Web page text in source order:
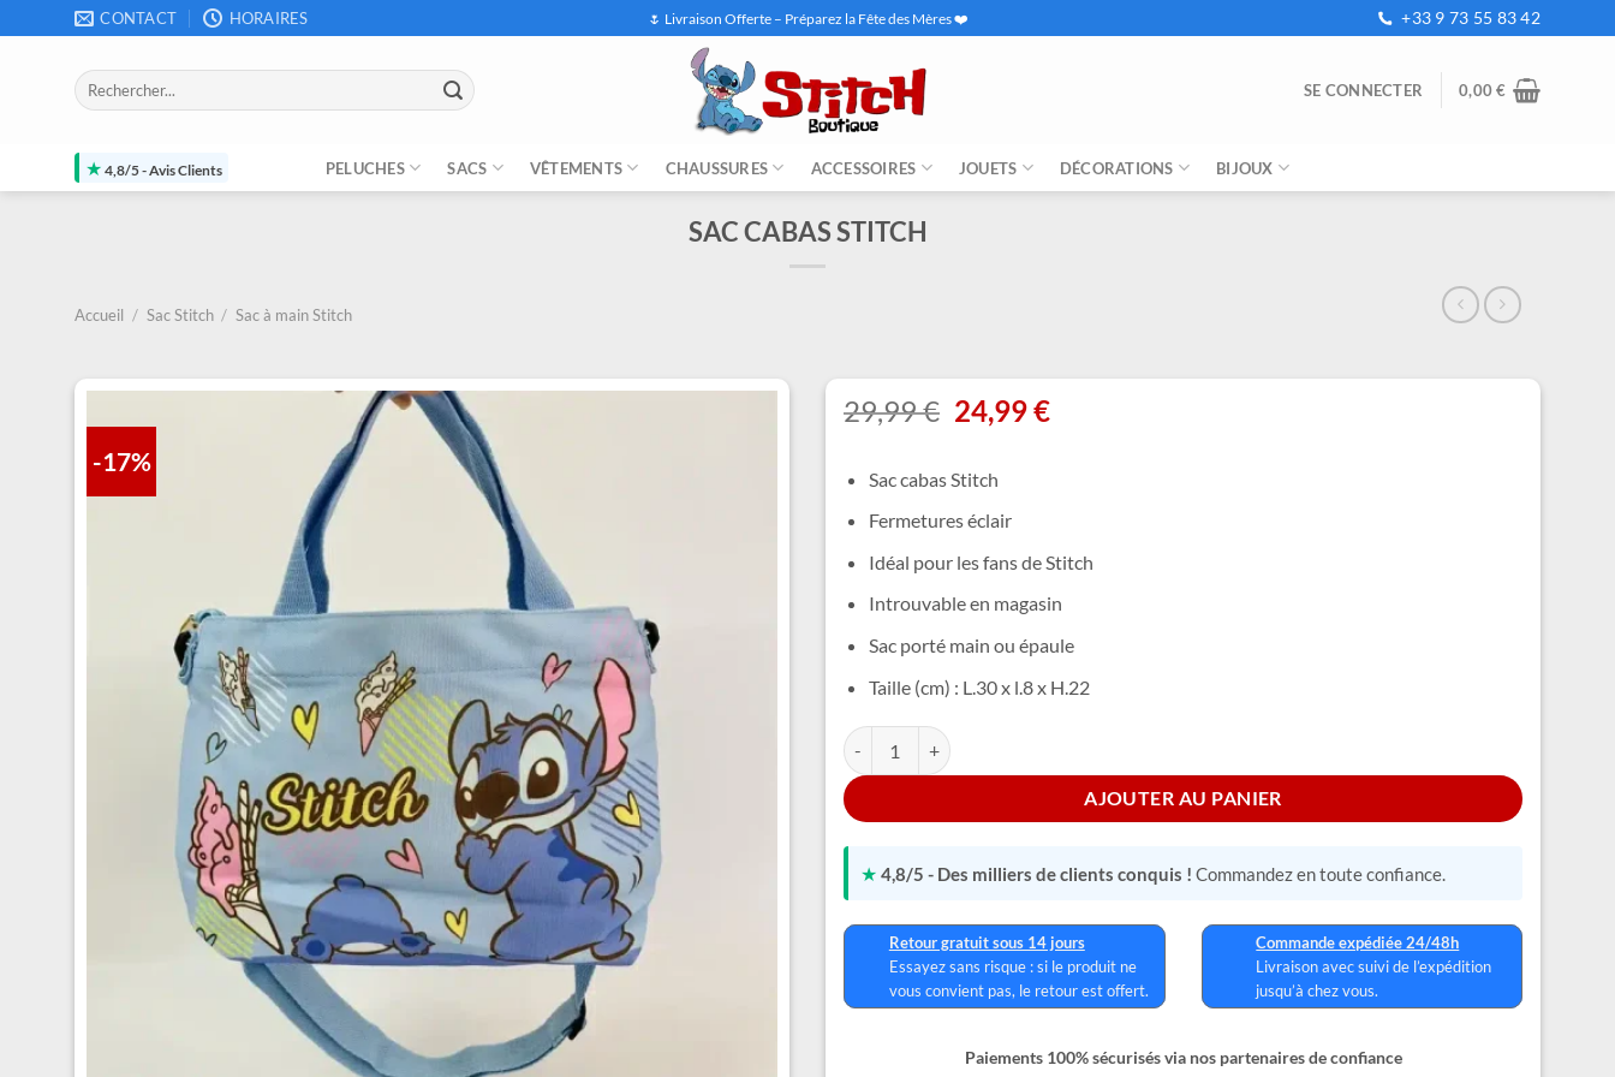
au
CONTACT HORAIRES 🌷 Livraison Offerte – Préparez la Fête des Mères ❤️ +33 9 73 55 83 42
Recherche
pour :
SE CONNECTER 0,00€
★ 4,8/5 - Avis Clients PELUCHES SACS VÊTEMENTS CHAUSSURES ACCESSOIRES JOUETS DÉCORATIONS BIJOUX
SAC CABAS STITCH
Accueil / Sac Stitch / Sac à main Stitch
-17%
29,99€ Le
prix
initial
était :
29,99 €.
24,99€Le
Sac cabas Stitch
Fermetures éclair
Idéal pour les fans de Stitch
Introuvable en magasin
Sac porté main ou épaule
Taille (cm) : L.30 x l.8 x H.22
quantité de Sac Cabas Stitch
AJOUTER AU PANIER
Alternative:
★ 4,8/5 - Des milliers de clients conquis ! Commandez en toute confiance.
Retour gratuit sous 14 jours
Essayez sans risque : si le produit ne
vous convient pas, le retour est offert.
Commande expédiée 24/48h
Livraison avec suivi de l’expédition
jusqu’à chez vous.
Paiements 100% sécurisés via nos partenaires de confiance